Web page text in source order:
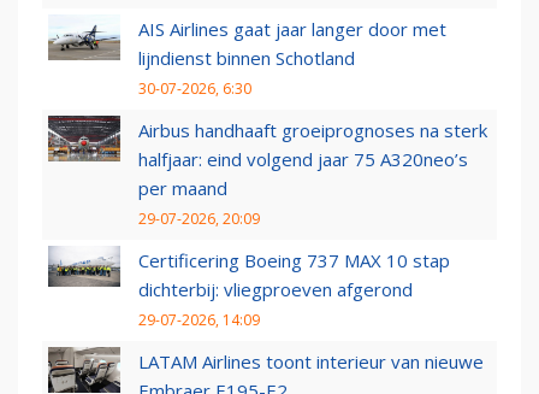
AIS Airlines gaat jaar langer door met
lijndienst binnen Schotland
30-07-2026, 6:30
Airbus handhaaft groeiprognoses na sterk
halfjaar: eind volgend jaar 75 A320neo’s
per maand
29-07-2026, 20:09
Certificering Boeing 737 MAX 10 stap
dichterbij: vliegproeven afgerond
29-07-2026, 14:09
LATAM Airlines toont interieur van nieuwe